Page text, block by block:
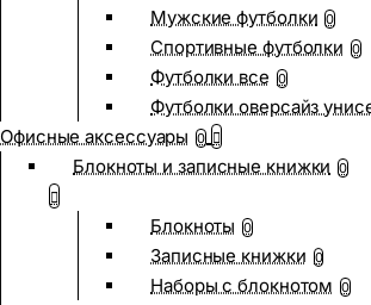
Мужские футболки 0
Спортивные футболки 0
Футболки все 0
Футболки оверсайз
Офисные аксессуары 0
Блокноты и записные книжки 0
Блокноты 0
Записные книжки 0
Наборы с блокнотом 0